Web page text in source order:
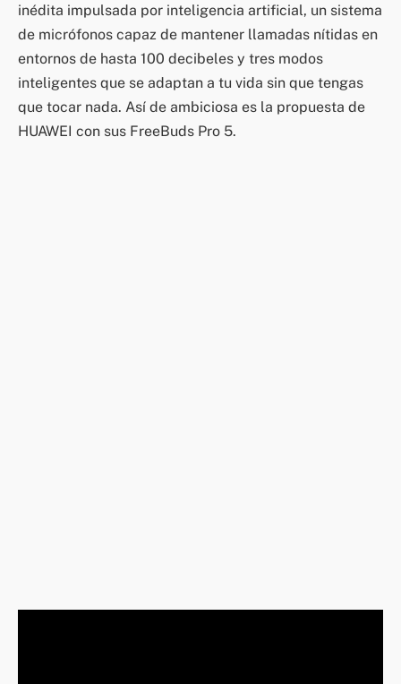
inédita impulsada por inteligencia artificial, un sistema
de micrófonos capaz de mantener llamadas nítidas en
entornos de hasta 100 decibeles y tres modos
inteligentes que se adaptan a tu vida sin que tengas
que tocar nada. Así de ambiciosa es la propuesta de
HUAWEI con sus FreeBuds Pro 5.